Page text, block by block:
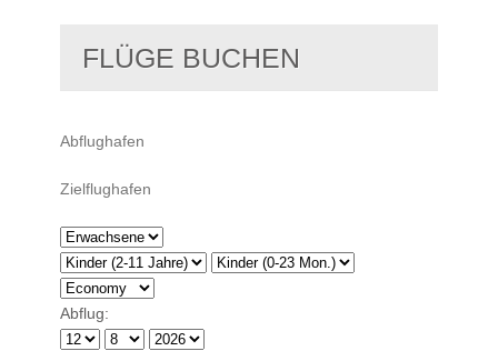
FLÜGE BUCHEN
Abflug: